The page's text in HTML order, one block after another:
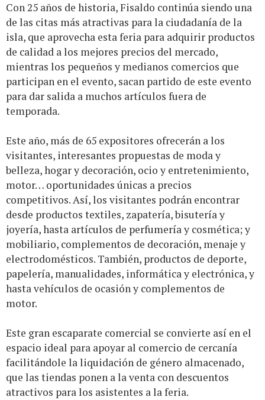
Con 25 años de historia, Fisaldo continúa siendo una
de las citas más atractivas para la ciudadanía de la
isla, que aprovecha esta feria para adquirir productos
de calidad a los mejores precios del mercado,
mientras los pequeños y medianos comercios que
participan en el evento, sacan partido de este evento
para dar salida a muchos artículos fuera de
temporada.
Este año, más de 65 expositores ofrecerán a los
visitantes, interesantes propuestas de moda y
belleza, hogar y decoración, ocio y entretenimiento,
motor… oportunidades únicas a precios
competitivos. Así, los visitantes podrán encontrar
desde productos textiles, zapatería, bisutería y
joyería, hasta artículos de perfumería y cosmética; y
mobiliario, complementos de decoración, menaje y
electrodomésticos. También, productos de deporte,
papelería, manualidades, informática y electrónica, y
hasta vehículos de ocasión y complementos de
motor.
Este gran escaparate comercial se convierte así en el
espacio ideal para apoyar al comercio de cercanía
facilitándole la liquidación de género almacenado,
que las tiendas ponen a la venta con descuentos
atractivos para los asistentes a la feria.